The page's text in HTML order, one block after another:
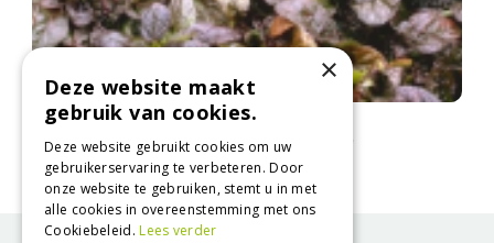
Kruipend zenegroen
Ajuga reptans 'Multicolor'
×
Deze website maakt
gebruik van cookies.
Deze website gebruikt cookies om uw
gebruikerservaring te verbeteren. Door
onze website te gebruiken, stemt u in met
alle cookies in overeenstemming met ons
Cookiebeleid.Lees verder